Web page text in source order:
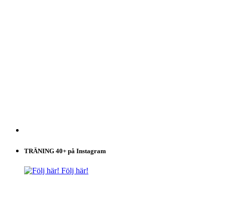
TRÄNING 40+ på Instagram
Följ här!